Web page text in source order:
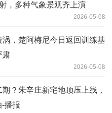
，多种气象景观齐上演
2026-05-08
涡，楚阿梅尼今日返回训练基
肃
2026-05-08
？朱辛庄新宅地顶压上线，
播报